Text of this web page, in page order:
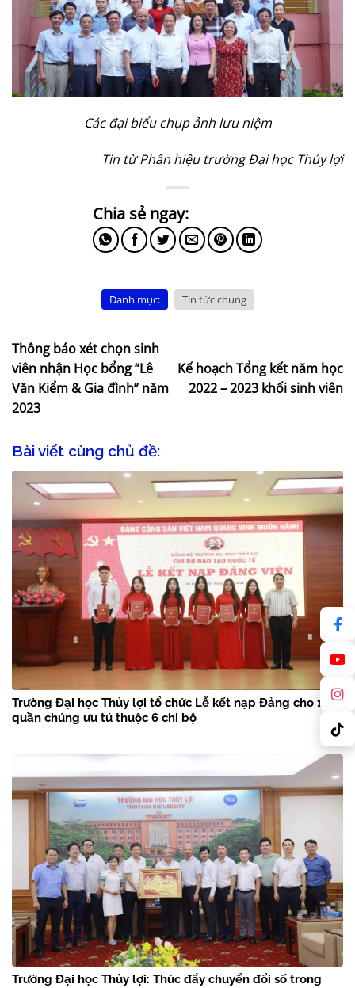
Các đại biểu chụp ảnh lưu niệm
Tin từ Phân hiệu trường Đại học Thủy lợi
Danh mục: Tin tức chung
Thông báo xét chọn sinh
viên nhận Học bổng “Lê
Văn Kiểm & Gia đình” năm
2023
Kế hoạch Tổng kết năm học
2022 – 2023 khối sinh viên
Bài viết cùng chủ đề:
Trường Đại học Thủy lợi tổ chức Lễ kết nạp Đảng cho 18
quần chúng ưu tú thuộc 6 chi bộ
Trường Đại học Thủy lợi: Thúc đẩy chuyển đổi số trong